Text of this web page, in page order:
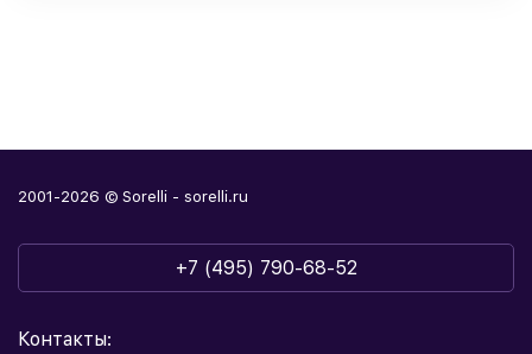
2001-2026 © Sorelli - sorelli.ru
+7 (495) 790-68-52
Контакты: